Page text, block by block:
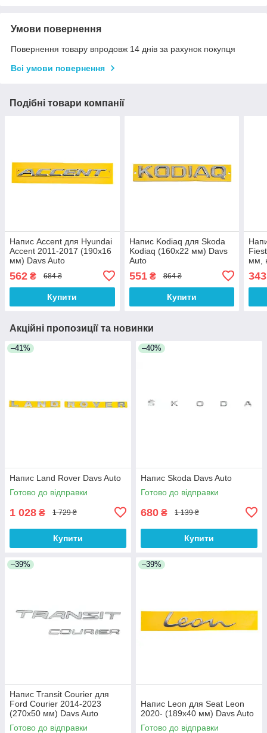
Умови повернення
Повернення товару впродовж 14 днів за рахунок покупця
Всі умови повернення
Подібні товари компанії
Напис Accent для Hyundai
Accent 2011-2017 (190х16
мм) Davs Auto
562 ₴ 684 ₴
Купити
Напис Kodiaq для Skoda
Kodiaq (160х22 мм) Davs
Auto
551₴ 864 ₴
Купити
мм,
343
Акційні пропозиції та новинки
–41%
Напис Land Rover Davs Auto
Готово до відправки
1 028 ₴ 1 729 ₴
Купити
–40%
Напис Skoda Davs Auto
Готово до відправки
680 ₴ 1 139 ₴
Купити
–39%
Напис Transit Courier для
Ford Courier 2014-2023
(270х50 мм) Davs Auto
Готово до відправки
–39%
Напис Leon для Seat Leon
2020- (189х40 мм) Davs Auto
Готово до відправки